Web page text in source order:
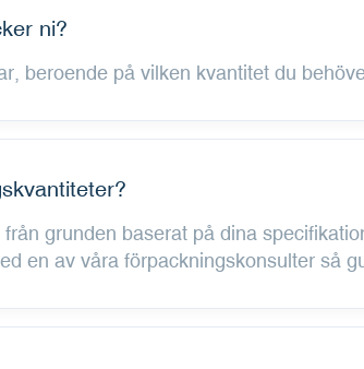
ni?
beroende på vilken kvantitet du
grunden baserat på dina
en av våra förpackningskonsulter så